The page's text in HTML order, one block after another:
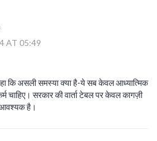
AT 05:49
कि असली समस्या क्या है-ये सब केवल आध्यात्मिक
चाहिए। सरकार की वार्ता टेबल पर केवल कागज़ी
आवश्यक है।